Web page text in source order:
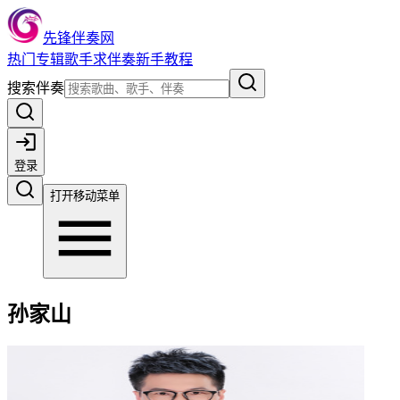
先锋伴奏网
热门 专辑歌手求伴奏新手教程
搜索伴奏
登录
打开移动菜单
孙家山